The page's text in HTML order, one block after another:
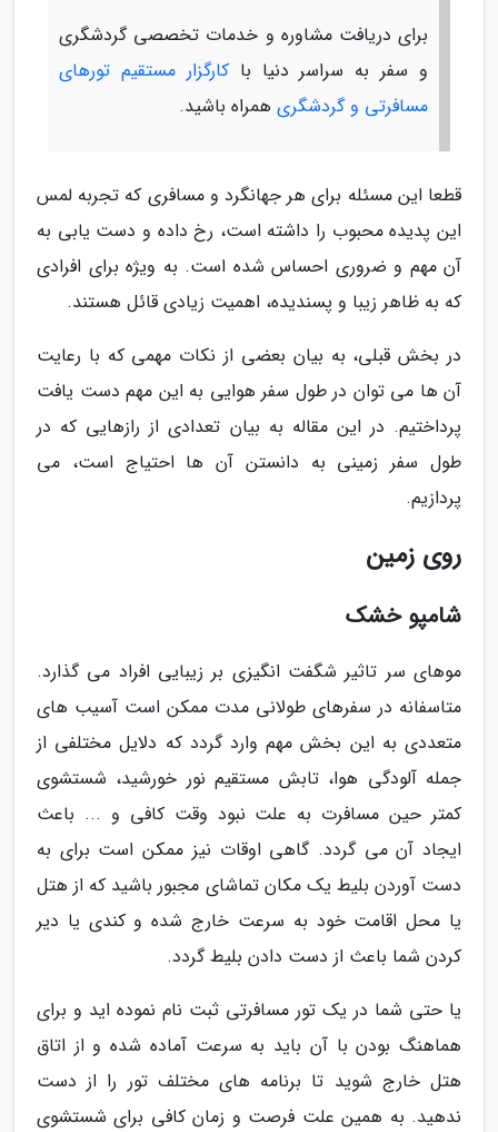
برای دریافت مشاوره و خدمات تخصصی گردشگری
و سفر به سراسر دنیا باکارگزار مستقیم تورهای
مسافرتی و گردشگری همراه باشید.
قطعا این مسئله برای هر جهانگرد و مسافری که تجربه لمس
این پدیده محبوب را داشته است، رخ داده و دست یابی به
آن مهم و ضروری احساس شده است. به ویژه برای افرادی
که به ظاهر زیبا و پسندیده، اهمیت زیادی قائل هستند.
در بخش قبلی، به بیان بعضی از نکات مهمی که با رعایت
آن ها می توان در طول سفر هوایی به این مهم دست یافت
پرداختیم. در این مقاله به بیان تعدادی از رازهایی که در
طول سفر زمینی به دانستن آن ها احتیاج است، می
پردازیم.
روی زمین
شامپو خشک
موهای سر تاثیر شگفت انگیزی بر زیبایی افراد می گذارد.
متاسفانه در سفرهای طولانی مدت ممکن است آسیب های
متعددی به این بخش مهم وارد گردد که دلایل مختلفی از
جمله آلودگی هوا، تابش مستقیم نور خورشید، شستشوی
کمتر حین مسافرت به علت نبود وقت کافی و ... باعث
ایجاد آن می گردد. گاهی اوقات نیز ممکن است برای به
دست آوردن بلیط یک مکان تماشای مجبور باشید که از هتل
یا محل اقامت خود به سرعت خارج شده و کندی یا دیر
کردن شما باعث از دست دادن بلیط گردد.
یا حتی شما در یک تور مسافرتی ثبت نام نموده اید و برای
هماهنگ بودن با آن باید به سرعت آماده شده و از اتاق
هتل خارج شوید تا برنامه های مختلف تور را از دست
ندهید. به همین علت فرصت و زمان کافی برای شستشوی